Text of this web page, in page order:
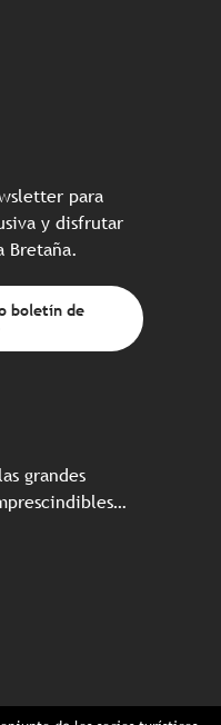
para
y disfrutar
Bretaña.
boletín de
grandes